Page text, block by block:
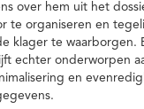
over hem uit het
te organiseren en
klager te waarborgen.
echter onderworpen
en